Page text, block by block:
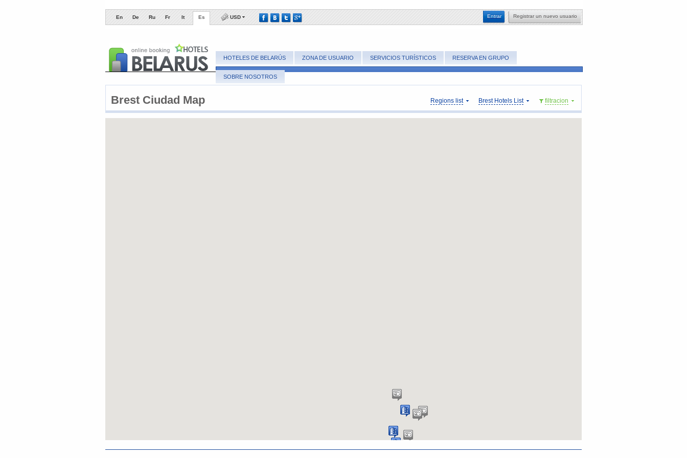
En De Ru Fr It Es USD ​Registrar un nuevo usuario
​Entrar
HOTELES DE BELARÚS ZONA DE USUARIO SERVICIOS TURÍSTICOS RESERVA EN GRUPO
SOBRE NOSOTROS
Brest ​Ciudad Map ​filtracion
Brest Hotels List
Regions list